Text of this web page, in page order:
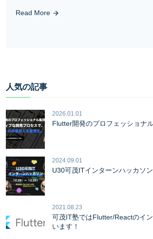
Read More
人気の記事
2026.01.01
Flutter開発のプロフェッショナ
2024.09.01
U30可茂ITインターンハッカソン
2021.08.23
可茂IT塾ではFlutter/Reactのイ
います！